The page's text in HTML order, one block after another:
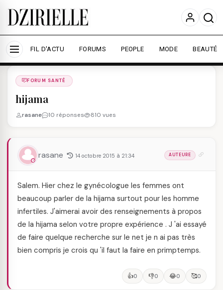
Nous utilisons des cookies pour améliorer votre
expérience et mesurer l'audience.
En savoir plus
Accepter tout Personnaliser
FIL D'ACTU FORUMS PEOPLE MODE BEAUTÉ
Forums
FORUM SANTÉ
hijama
rasane 10 réponses 810 vues
rasane 14 octobre 2015 à 21:34 AUTEURE
Salem. Hier chez le gynécologue les femmes ont
beaucoup parler de la hijama surtout pour les homme
infertiles. J'aimerai avoir des renseignements à propos
de la hijama selon votre propre expérience . J 'ai essayé
de faire quelque recherche sur le net je n ai pas très
bien compris je crois qu 'il faut la faire en primptemps.
👍0 👎0 😂0 🥰0